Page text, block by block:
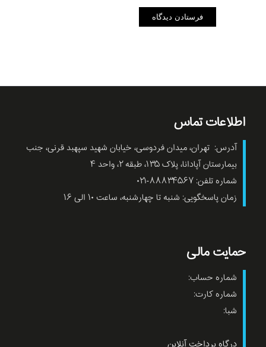
اطلاعات تماس
آدرس: تهران، میدان فردوسی، خیابان شهید سپهبد قرنی، جنب
بیمارستان آپادانا، پلاک ۱۳۵، طبقه ۲، واحد ۴
شماره تلفن: ۸۸۸۳۴۵۶۷-۰۲۱
زمان پاسخگویی: شنبه تا چهارشنبه، ساعت ۱۰ الی ۱۶
حمایت مالی
شماره حساب:
شماره کارت:
شبا: